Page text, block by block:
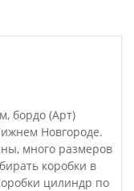
бордо (Арт)
Новгороде.
много размеров
коробки в
цилиндр по